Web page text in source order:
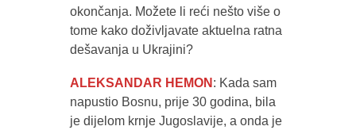
okončanja. Možete li reći nešto više o
tome kako doživljavate aktuelna ratna
dešavanja u Ukrajini?
ALEKSANDAR HEMON : Kada sam
napustio Bosnu, prije 30 godina, bila
je dijelom krnje Jugoslavije, a onda je